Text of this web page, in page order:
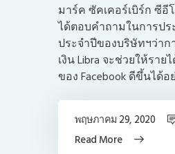
มาร์ค ซัคเคอร์เบิร์ก ซีอี
ได้ตอบคำถามในการป
ประจำปีของบริษัทฯว่า
เงิน Libra จะช่วยให้รา
ของ Facebook ดีขึ้นได้อ
Read More
พฤษภาคม 29, 2020